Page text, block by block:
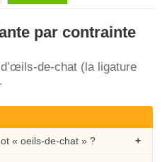
par contrainte
de-chat (la ligature
« oeils-de-chat » ?